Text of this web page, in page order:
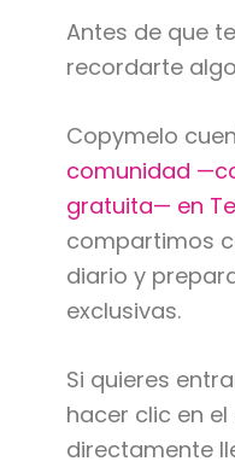
Antes de que
recordarte
Copymelo
comunidad
gratuita— en
compartimos
diario y
exclusivas.
Si quieres
hacer clic en
directamente